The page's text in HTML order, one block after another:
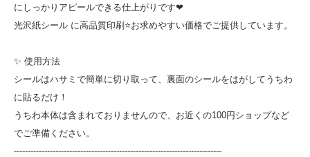
にしっかりアピールできる仕上がりです❤
光沢紙シール に高品質印刷⭐お求めやすい価格でご提供しています。
✨ 使用方法
シールはハサミで簡単に切り取って、裏面のシールをはがしてうちわ
に貼るだけ！
うちわ本体は含まれておりませんので、お近くの100円ショップなど
でご準備ください。
---------------------------------------------------------------------------